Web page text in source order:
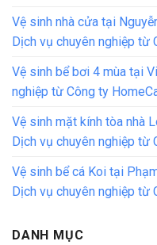
Vệ sinh nhà cửa tại
Dịch vụ chuyên nghiệp từ
Vệ sinh bể bơi 4 mùa tại
nghiệp từ Công ty
Vệ sinh mặt kính tòa nhà
Dịch vụ chuyên nghiệp từ
Vệ sinh bể cá Koi tại
Dịch vụ chuyên nghiệp từ
DANH MỤC